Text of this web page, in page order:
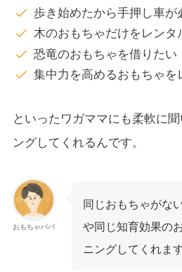
歩き始めたから手押し車が
木のおもちゃだけをレンタ
恐竜のおもちゃを借りたい
集中力を高めるおもちゃを
といったワガママにも柔軟に
ングしてくれるんです。
おもちゃパパ
同じおもちゃがな
や同じ知育効果の
ニングしてくれま